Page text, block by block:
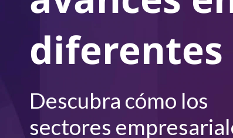
diferentes
Descubra cómo los
sectores